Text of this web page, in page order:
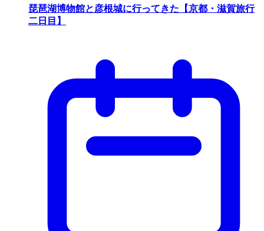
琵琶湖博物館と彦根城に行ってきた【京都・滋賀旅行
二日目】